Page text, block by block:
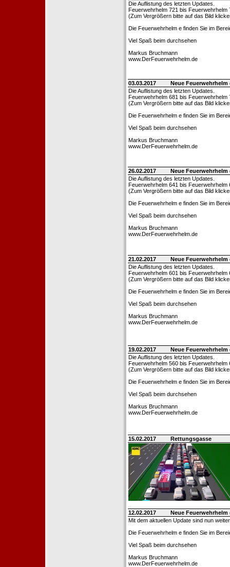
Die Auflistung des letzten Updates.
Feuerwehrhelm 721 bis Feuerwehrhelm
(Zum Vergrößern bitte auf das Bild
Die Feuerwehrhelm e finden Sie im
Viel Spaß beim durchsehen
Markus Bruchmann
www.DerFeuerwehrhelm.de
03.03.2017
Neue
Die Auflistung des letzten Updates.
Feuerwehrhelm 681 bis Feuerwehrhelm
(Zum Vergrößern bitte auf das Bild
Die Feuerwehrhelm e finden Sie im
Viel Spaß beim durchsehen
Markus Bruchmann
www.DerFeuerwehrhelm.de
26.02.2017
Neue
Die Auflistung des letzten Updates.
Feuerwehrhelm 641 bis Feuerwehrhelm
(Zum Vergrößern bitte auf das Bild
Die Feuerwehrhelm e finden Sie im
Viel Spaß beim durchsehen
Markus Bruchmann
www.DerFeuerwehrhelm.de
21.02.2017
Neue
Die Auflistung des letzten Updates.
Feuerwehrhelm 601 bis Feuerwehrhelm
(Zum Vergrößern bitte auf das Bild
Die Feuerwehrhelm e finden Sie im
Viel Spaß beim durchsehen
Markus Bruchmann
www.DerFeuerwehrhelm.de
19.02.2017
Neue
Die Auflistung des letzten Updates.
Feuerwehrhelm 560 bis Feuerwehrhelm
(Zum Vergrößern bitte auf das Bild
Die Feuerwehrhelm e finden Sie im
Viel Spaß beim durchsehen
Markus Bruchmann
www.DerFeuerwehrhelm.de
15.02.2017 Rettungsgasse
12.02.2017
Neue
Mit dem aktuellen Update sind nun
Die Feuerwehrhelm e finden Sie im
Viel Spaß beim durchsehen
Markus Bruchmann
www.DerFeuerwehrhelm.de